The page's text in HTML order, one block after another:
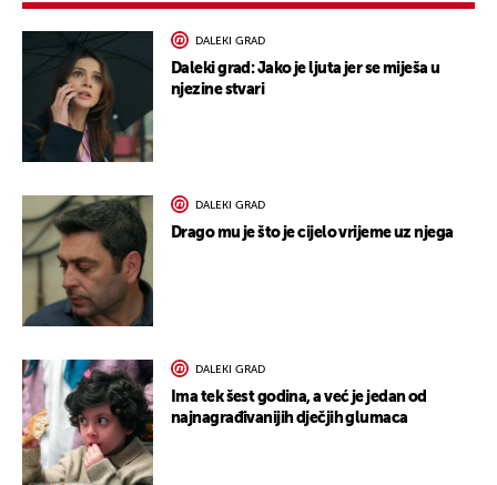
DALEKI GRAD
Daleki grad: Jako je ljuta jer se miješa u
njezine stvari
DALEKI GRAD
Drago mu je što je cijelo vrijeme uz njega
DALEKI GRAD
Ima tek šest godina, a već je jedan od
najnagrađivanijih dječjih glumaca